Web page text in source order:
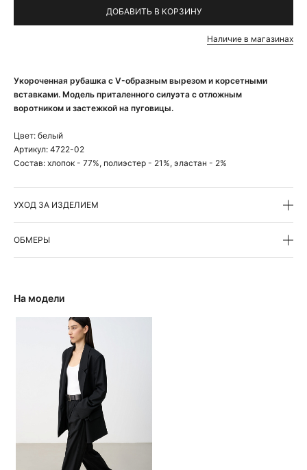
Укороченная рубашка с V-образным вырезом и корсетными
вставками. Модель приталенного силуэта с отложным
воротником и застежкой на пуговицы.
Цвет: белый
Артикул: 4722-02
Состав: хлопок - 77%, полиэстер - 21%, эластан - 2%
УХОД ЗА ИЗДЕЛИЕМ
ОБМЕРЫ
ДОБАВИТЬ В КОРЗИНУ
Наличие в магазинах
На модели